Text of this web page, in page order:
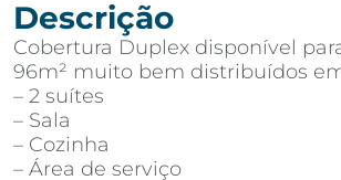
Descrição
Cobertura Duplex disponível
96m² muito bem distribuídos
– 2 suítes
– Sala
– Cozinha
– Área de serviço